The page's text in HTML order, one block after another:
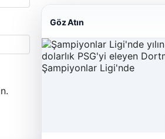
Göz Atın